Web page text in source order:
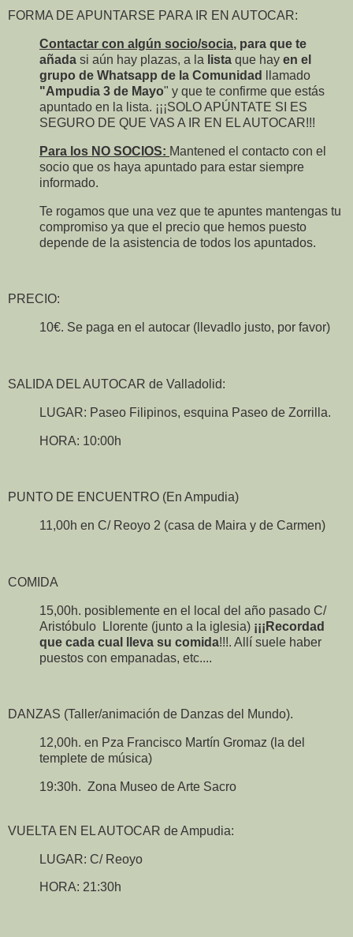
FORMA DE APUNTARSE PARA IR EN AUTOCAR:
Contactar con algún socio/socia, para que te
añada si aún hay plazas, a la lista que hay en el
grupo de Whatsapp de la Comunidad
llamado
"Ampudia 3 de Mayo" y que te confirme que estás
apuntado en la lista. ¡¡¡SOLO APÚNTATE SI ES
SEGURO DE QUE VAS A IR EN EL AUTOCAR!!!
Para los NO SOCIOS: Mantened el contacto con el
socio que os haya apuntado para estar siempre
informado.
Te rogamos que una vez que te apuntes mantengas tu
compromiso ya que el precio que hemos puesto
depende de la asistencia de todos los apuntados.
PRECIO:
10€. Se paga en el autocar (llevadlo justo, por favor)
SALIDA DEL AUTOCAR de Valladolid:
LUGAR: Paseo Filipinos, esquina Paseo de Zorrilla.
HORA: 10:00h
PUNTO DE ENCUENTRO (En Ampudia)
11,00h en C/ Reoyo 2 (casa de Maira y de Carmen)
COMIDA
15,00h. posiblemente en el local del año pasado C/
Aristóbulo Llorente (junto a la iglesia) ¡¡¡Recordad
que cada cual lleva su comida!!!. Allí suele haber
puestos con empanadas, etc....
DANZAS (Taller/animación de Danzas del Mundo).
12,00h. en Pza Francisco Martín Gromaz (la del
templete de música)
19:30h. Zona Museo de Arte Sacro
VUELTA EN EL AUTOCAR de Ampudia:
LUGAR: C/ Reoyo
HORA: 21:30h